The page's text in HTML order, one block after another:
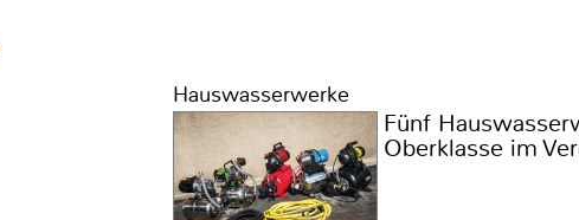
Hauswasserwerke
Fünf
Oberklasse im